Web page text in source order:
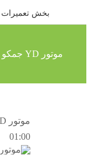
بخش تعمیرات